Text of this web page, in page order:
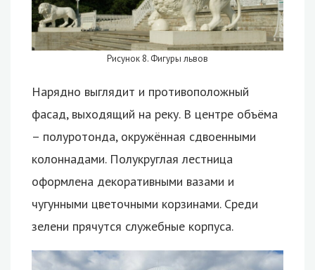
Рисунок 8. Фигуры львов
Нарядно выглядит и противоположный
фасад, выходящий на реку. В центре объёма
– полуротонда, окружённая сдвоенными
колоннадами. Полукруглая лестница
оформлена декоративными вазами и
чугунными цветочными корзинами. Среди
зелени прячутся служебные корпуса.